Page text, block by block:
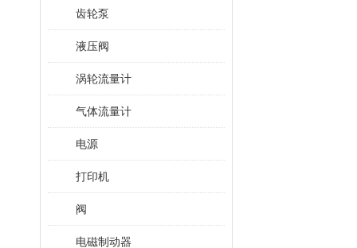
齿轮泵
液压阀
涡轮流量计
气体流量计
电源
打印机
阀
电磁制动器